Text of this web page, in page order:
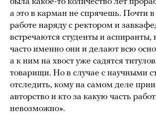
была какое-то количество лет
а это в карман не спрячешь. Почти
работе наряду с ректором и
встречаются студенты и аспиранты,
часто именно они и делают всю
а к ним на хвост уже садятся
товарищи. Но в случае с научными
отследить, кому на самом деле
авторство и кто за какую часть
невозможно».